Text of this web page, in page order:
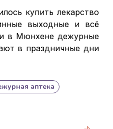
купить лекарство
выходные и всё
в Мюнхене дежурные
в праздничные дни
аптека